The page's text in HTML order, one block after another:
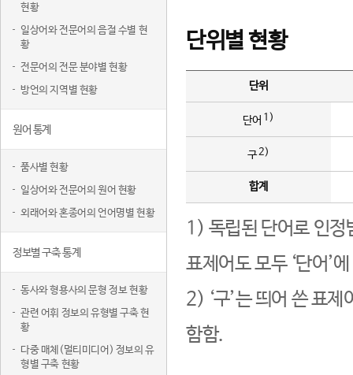
현황
일상어와 전문어의 음절 수별 현
황
전문어의 전문 분야별 현황
방언의 지역별 현황
원어 통계
품사별 현황
일상어와 전문어의 원어 현황
외래어와 혼종어의 언어명별 현황
정보별 구축 통계
동사와 형용사의 문형 정보 현황
관련 어휘 정보의 유형별 구축 현
황
다중 매체(멀티미디어) 정보의 유
형별 구축 현황
단위별 현황
단위
단어 1)
구2)
합계
1) 독립된 단어로 인정
표제어도 모두 ‘단어’
2) ‘구’는 띄어 쓴 표
함함.